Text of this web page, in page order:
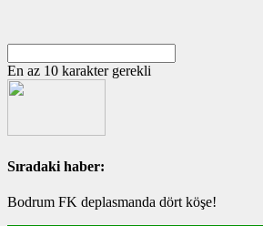
En az 10 karakter gerekli
Sıradaki haber:
Bodrum FK deplasmanda dört köşe!